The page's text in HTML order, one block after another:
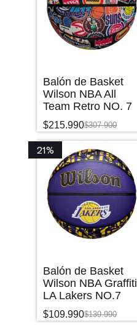
Balón de Basket
Wilson NBA All
Team Retro NO. 7
$307.900
$215.990
21%
Balón de Basket
Wilson NBA Graffiti
LA Lakers NO.7
$139.990
$109.990